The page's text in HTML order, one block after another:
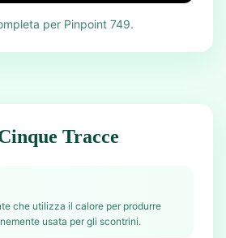
per Pinpoint 749.
Tracce
che utilizza il calore per produrre
usata per gli scontrini.